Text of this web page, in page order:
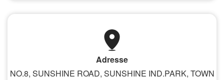
Adresse
NO.8, SUNSHINE ROAD, SUNSHINE IND.PARK, TOWN